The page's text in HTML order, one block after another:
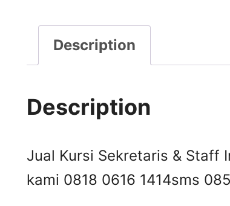
Description
Description
Jual Kursi Sekretaris & Staff
kami 0818 0616 1414sms